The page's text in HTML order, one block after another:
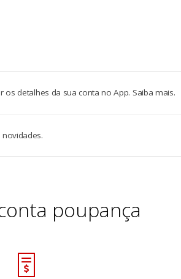
detalhes da sua conta no App. Saiba mais.
poupança